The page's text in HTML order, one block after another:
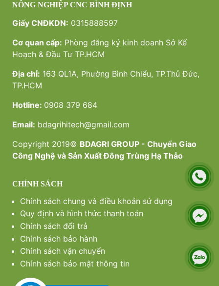
NÔNG NGHIỆP CNC BÌNH ĐỊNH
Giấy CNĐKDN: 0315888597
Cơ quan cấp: Phòng đăng ký kinh doanh Sở Kế
Hoạch & Đầu Tư TP.HCM
Địa chỉ: 163 QL1A, Phường Bình Chiểu, TP.Thủ Đức,
TP.HCM
Hotline: 0908 379 684
Email: bdagrihitech@gmail.com
Copyright 2019© BDAGRI GROUP - Chuyển Giao
Công Nghệ và Sản Xuất Đông Trùng Hạ Thảo
CHÍNH SÁCH
Chính sách chung và điều khoản sử dụng
Quy định và hình thức thanh toán
Chính sách đổi trả
Chính sách bảo hành
Chính sách vận chuyển
Chính sách bảo mật thông tin